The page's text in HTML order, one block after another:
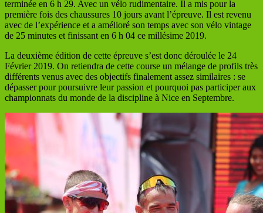
terminée en 6 h 29. Avec un vélo rudimentaire. Il a mis pour la
première fois des chaussures 10 jours avant l’épreuve. Il est revenu
avec de l’expérience et a amélioré son temps avec son vélo vintage
de 25 minutes et finissant en 6 h 04 ce millésime 2019.
La deuxième édition de cette épreuve s’est donc déroulée le 24
Février 2019. On retiendra de cette course un mélange de profils très
différents venus avec des objectifs finalement assez similaires : se
dépasser pour poursuivre leur passion et pourquoi pas participer aux
championnats du monde de la discipline à Nice en Septembre.